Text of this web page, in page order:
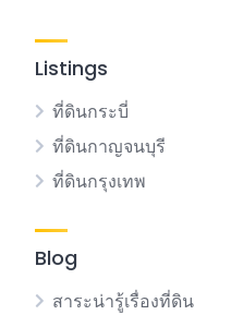
Listings
ที่ดินกระบี่
ที่ดินกาญจนบุรี
ที่ดินกรุงเทพ
Blog
สาระน่ารู้เรื่องที่ดิน